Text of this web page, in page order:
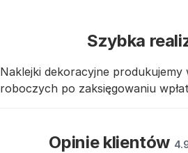
Szybka
Naklejki dekoracyjne produkujemy
roboczych po zaksięgowaniu
Opinie klientów